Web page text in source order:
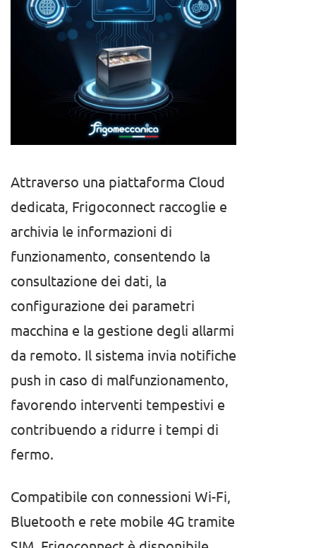
Attraverso una piattaforma Cloud
dedicata, Frigoconnect raccoglie e
archivia le informazioni di
funzionamento, consentendo la
consultazione dei dati, la
configurazione dei parametri
macchina e la gestione degli allarmi
da remoto. Il sistema invia notifiche
push in caso di malfunzionamento,
favorendo interventi tempestivi e
contribuendo a ridurre i tempi di
fermo.
Compatibile con connessioni Wi-Fi,
Bluetooth e rete mobile 4G tramite